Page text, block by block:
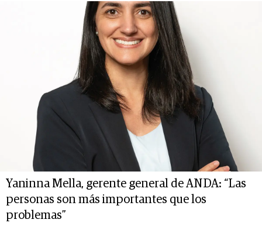
Yaninna Mella, gerente general de ANDA: “Las
personas son más importantes que los
problemas”